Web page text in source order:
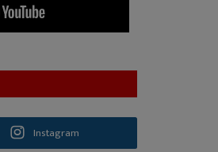
Instagram